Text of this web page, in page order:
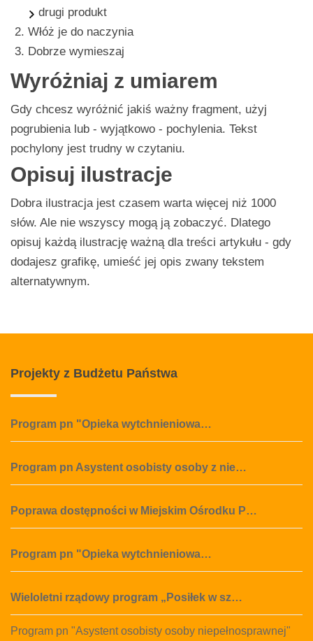
drugi produkt
Włóż je do naczynia
Dobrze wymieszaj
Wyróżniaj z umiarem
Gdy chcesz wyróżnić jakiś ważny fragment, użyj
pogrubienia lub - wyjątkowo - pochylenia. Tekst
pochylony jest trudny w czytaniu.
Opisuj ilustracje
Dobra ilustracja jest czasem warta więcej niż 1000
słów. Ale nie wszyscy mogą ją zobaczyć. Dlatego
opisuj każdą ilustrację ważną dla treści artykułu - gdy
dodajesz grafikę, umieść jej opis zwany tekstem
alternatywnym.
Projekty z Budżetu Państwa
Program pn "Opieka wytchnieniowa…
Program pn Asystent osobisty osoby z nie…
Poprawa dostępności w Miejskim Ośrodku P…
Program pn "Opieka wytchnieniowa…
Wieloletni rządowy program „Posiłek w sz…
Program pn "Asystent osobisty osoby niepełnosprawnej"